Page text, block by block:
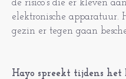
de risico's die er kleven
elektronische apparatuur.
gezin er tegen gaan
Hayo spreekt tijdens